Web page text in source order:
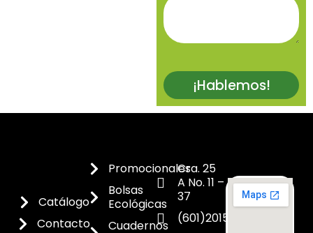
¡Hablemos!
Catálogo
Contacto
Promocionales
Bolsas
Ecológicas
Cuadernos
Cra. 25
A No. 11 –
37
(601)2015300